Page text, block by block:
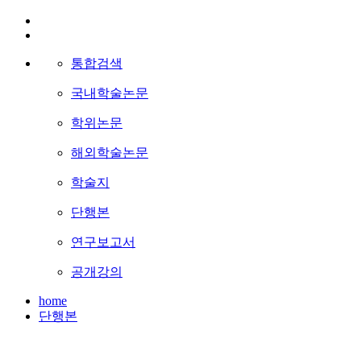
통합검색
국내학술논문
학위논문
해외학술논문
학술지
단행본
연구보고서
공개강의
home
단행본